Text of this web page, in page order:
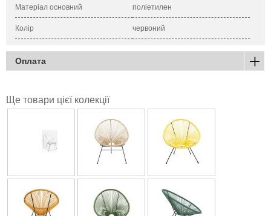
Матеріал основний поліетилен
Колір червоний
Оплата
Ще товари цієї колекції